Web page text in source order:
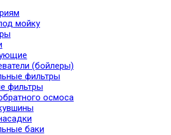
мойку
(бойлеры)
фильтры
фильтры
осмоса
баки